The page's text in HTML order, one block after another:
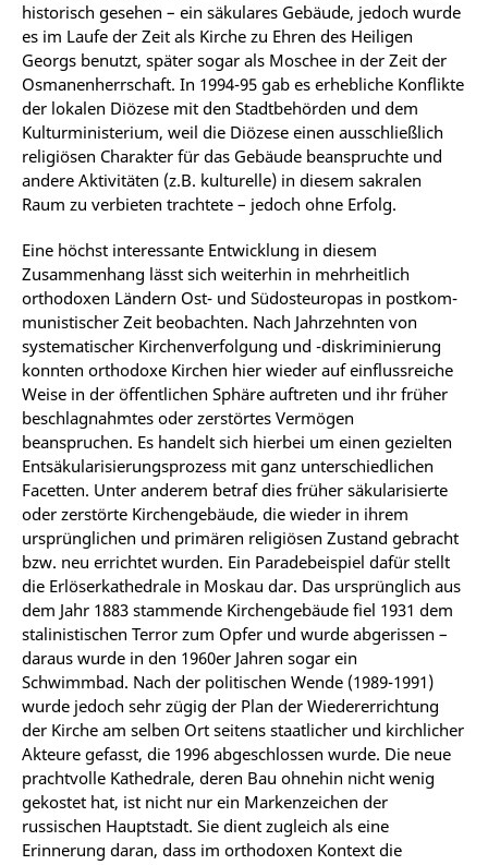
historisch gesehen – ein säkulares Gebäude, jedoch wurde
es im Laufe der Zeit als Kirche zu Ehren des Heiligen
Georgs benutzt, später sogar als Moschee in der Zeit der
Osmanenherrschaft. In 1994-95 gab es erhebliche Konflikte
der lokalen Diözese mit den Stadtbehörden und dem
Kulturministerium, weil die Diözese einen ausschließlich
religiösen Charakter für das Gebäude beanspruchte und
andere Aktivitäten (z.B. kulturelle) in diesem sakralen
Raum zu verbieten trachtete – jedoch ohne Erfolg.
Eine höchst interessante Entwicklung in diesem
Zusammenhang lässt sich weiterhin in mehrheitlich
orthodoxen Ländern Ost- und Südosteuropas in postkom­
munistischer Zeit beobachten. Nach Jahrzehnten von
systematischer Kirchenverfolgung und -diskriminierung
konnten orthodoxe Kirchen hier wieder auf einflussreiche
Weise in der öffentlichen Sphäre auftreten und ihr früher
beschlagnahmtes oder zerstörtes Vermögen
beanspruchen. Es handelt sich hierbei um einen gezielten
Entsäkularisierungsprozess mit ganz unterschiedlichen
Facetten. Unter anderem betraf dies früher säkularisierte
oder zerstörte Kirchengebäude, die wieder in ihrem
ursprünglichen und primären religiösen Zustand gebracht
bzw. neu errichtet wurden. Ein Paradebeispiel dafür stellt
die Erlöserkathedrale in Moskau dar. Das ursprünglich aus
dem Jahr 1883 stammende Kirchengebäude fiel 1931 dem
stalinistischen Terror zum Opfer und wurde abgerissen –
daraus wurde in den 1960er Jahren sogar ein
Schwimmbad. Nach der politischen Wende (1989-1991)
wurde jedoch sehr zügig der Plan der Wiedererrichtung
der Kirche am selben Ort seitens staatlicher und kirchlicher
Akteure gefasst, die 1996 abgeschlossen wurde. Die neue
prachtvolle Kathedrale, deren Bau ohnehin nicht wenig
gekostet hat, ist nicht nur ein Markenzeichen der
russischen Hauptstadt. Sie dient zugleich als eine
Erinnerung daran, dass im orthodoxen Kontext die